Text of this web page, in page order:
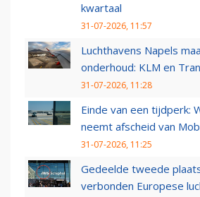
kwartaal
31-07-2026, 11:57
Luchthavens Napels
onderhoud: KLM en
31-07-2026, 11:28
Einde van een tijdperk:
neemt afscheid van
31-07-2026, 11:25
Gedeelde tweede
verbonden Europese